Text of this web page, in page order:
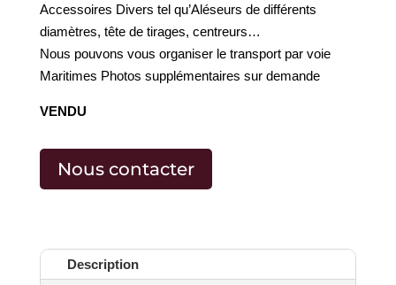
Accessoires Divers tel qu’Aléseurs de différents
diamètres, tête de tirages, centreurs…
Nous pouvons vous organiser le transport par voie
Maritimes Photos supplémentaires sur demande
VENDU
Nous contacter
Description